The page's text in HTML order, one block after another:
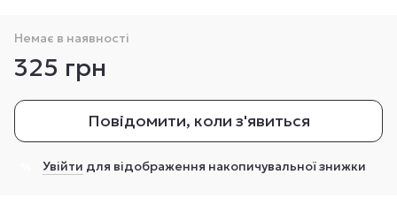
Немає в наявності
325 грн
Повідомити, коли з'явиться
Увійти для відображення накопичувальної знижки